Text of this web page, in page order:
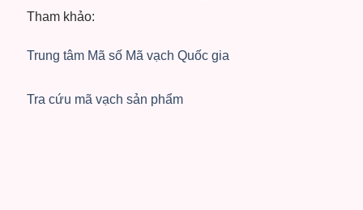
Tham khảo:
Trung tâm Mã số Mã vạch Quốc gia
Tra cứu mã vạch sản phẩm